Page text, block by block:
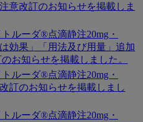
意改訂のお知らせを掲載しま
ルーダ®点滴静注20mg・
効果」「用法及び用量」追加
お知らせを掲載しました。
ルーダ®点滴静注20mg・
訂のお知らせを掲載しまし
ルーダ®点滴静注20mg・